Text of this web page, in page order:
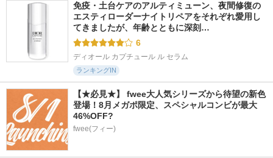
ディオール
ン ブライトニング
＋ ba
エリクシール
ョンファンデーショ
ン
NARS
免疫・土台ケアのアルティミューン、夜間修復の
エスティローダーナイトリペアをそれぞれ愛用し
てきましたが、年齢とともに深刻…
6
ディオール カプチュール ル セラム
ランキングIN
【★必見★】 fwee大人気シリーズから待望の新色
登場！8月メガポ限定、スペシャルコンビが最大
46%OFF?
fwee(フィー)